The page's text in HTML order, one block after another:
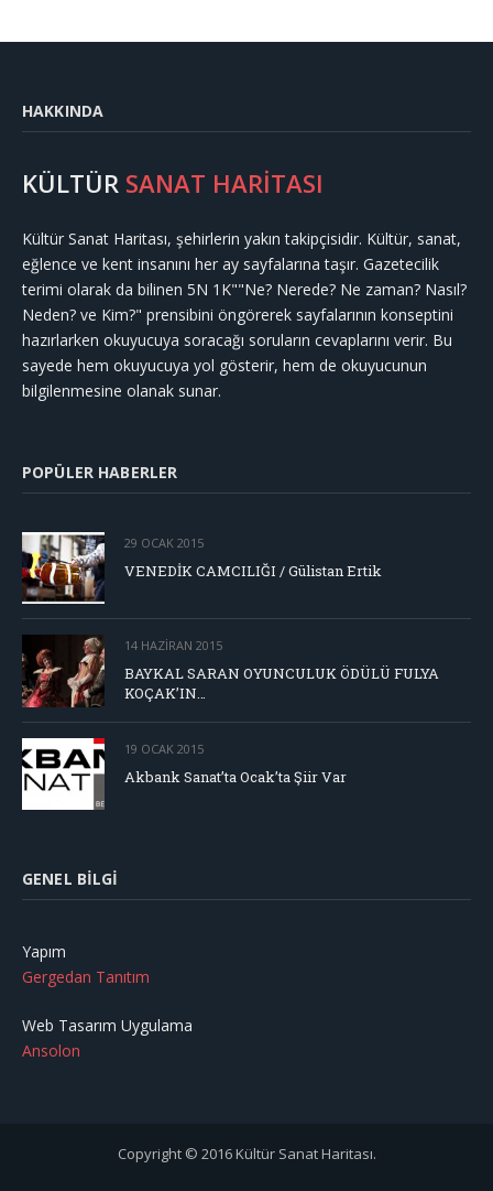
HAKKINDA
KÜLTÜR SANAT HARİTASI
Kültür Sanat Haritası, şehirlerin yakın takipçisidir. Kültür, sanat,
eğlence ve kent insanını her ay sayfalarına taşır. Gazetecilik
terimi olarak da bilinen 5N 1K""Ne? Nerede? Ne zaman? Nasıl?
Neden? ve Kim?" prensibini öngörerek sayfalarının konseptini
hazırlarken okuyucuya soracağı soruların cevaplarını verir. Bu
sayede hem okuyucuya yol gösterir, hem de okuyucunun
bilgilenmesine olanak sunar.
POPÜLER HABERLER
29 OCAK 2015
VENEDİK CAMCILIĞI / Gülistan Ertik
14 HAZIRAN 2015
BAYKAL SARAN OYUNCULUK ÖDÜLÜ FULYA
KOÇAK’IN…
19 OCAK 2015
Akbank Sanat’ta Ocak’ta Şiir Var
GENEL BILGI
Yapım
Gergedan Tanıtım
Web Tasarım Uygulama
Ansolon
Copyright © 2016 Kültür Sanat Haritası.